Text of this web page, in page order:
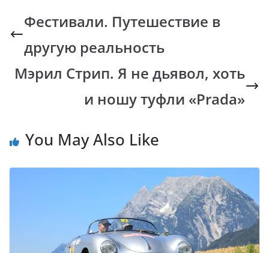
b
o
o
k
s
A
p
p
y
Li
n
k
gr
a
m
Фестивали. Путешествие в
другую реальность
Мэрил Стрип. Я не дьявол, хоть
и ношу туфли «Prada»
You May Also Like